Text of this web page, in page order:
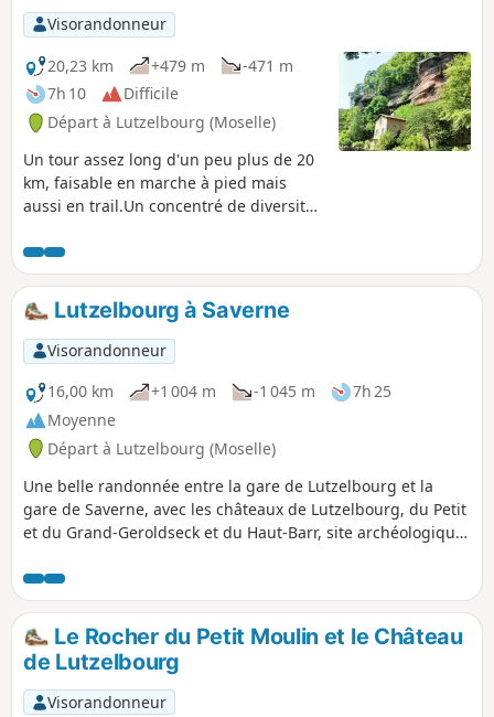
Visorandonneur
20,23 km
+479 m
-471 m
7h 10
Difficile
Départ à Lutzelbourg (Moselle)
Un tour assez long d'un peu plus de 20
km, faisable en marche à pied mais
aussi en trail.Un concentré de diversité
abandonné, paysages, roches, tunnels,
château.Un circuit qui mérite d'être
connu. S'il est trop long, il est assez
facile de le couper pour le faire en 2
fois.Bien que le circuit soit long il est
assez facile à suivre. En effet, la plupart
des chemins utilisés sont balisés par le
Club Vosgien.
Lutzelbourg à Saverne
Visorandonneur
16,00 km
+1 004 m -1 045 m
7h 25
Moyenne
Départ à Lutzelbourg (Moselle)
Une belle randonnée entre la gare de Lutzelbourg et la
gare de Saverne, avec les châteaux de Lutzelbourg, du Petit
et du Grand-Geroldseck et du Haut-Barr, site archéologique
Brotsch.
Le Rocher du Petit Moulin et le Château
de Lutzelbourg
Visorandonneur